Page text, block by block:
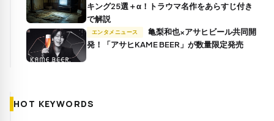
キング25選＋α！トラウマ名作をあらすじ付き
で解説
エンタメニュース
発！「アサヒKAME BEER」が数量限定発売
HOT KEYWORDS